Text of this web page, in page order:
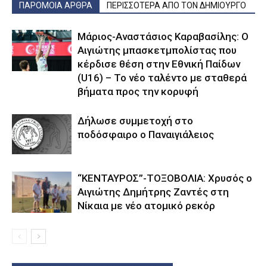
ΠΑΡΟΜΟΙΑ ΑΡΘΡΑ ΠΕΡΙΣΣΟΤΕΡΑ ΑΠΟ ΤΟΝ ΔΗΜΙΟΥΡΓΟ
Μάριος-Αναστάσιος Καραβασίλης: Ο
Αιγιώτης μπασκετμπολίστας που
κέρδισε θέση στην Εθνική Παίδων
(U16) – Το νέο ταλέντο με σταθερά
βήματα προς την κορυφή
Δήλωσε συμμετοχή στο
ποδόσφαιρο ο Παναιγιάλειος
“ΚΕΝΤΑΥΡΟΣ”-ΤΟΞΟΒΟΛΙΑ: Χρυσός ο
Αιγιώτης Δημήτρης Ζαντές στη
Νίκαια με νέο ατομικό ρεκόρ